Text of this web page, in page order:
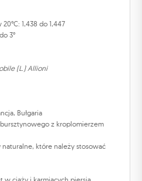
1,438 do 1,447
3°
(L.) Allioni
Bułgaria
bursztynowego z kroplomierzem
które należy stosować